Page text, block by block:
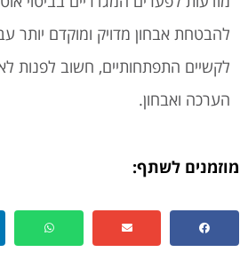
להבטחת אבחון מדויק ומוקדם יותר
לקשיים התפתחותיים, חשוב לפנות
הערכה ואבחון.
מוזמנים לשתף: